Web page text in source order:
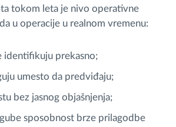
tokom leta je nivo operativne
u operacije u realnom vremenu:
identifikuju prekasno;
umesto da predviđaju;
bez jasnog objašnjenja;
sposobnost brze prilagodbe